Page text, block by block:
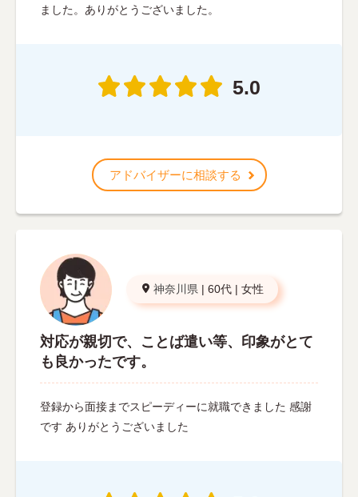
ました。ありがとうございました。
5.0
アドバイザーに相談する
神奈川県 | 60代 | 女性
対応が親切で、ことば遣い等、印象がとて
も良かったです。
登録から面接までスピーディーに就職できました 感謝
です ありがとうございました